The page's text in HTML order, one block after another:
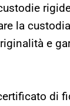
la
e
di